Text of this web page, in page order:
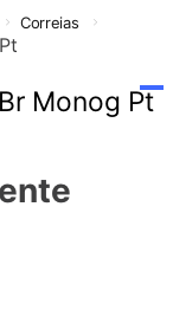
Correias
Monog Pt